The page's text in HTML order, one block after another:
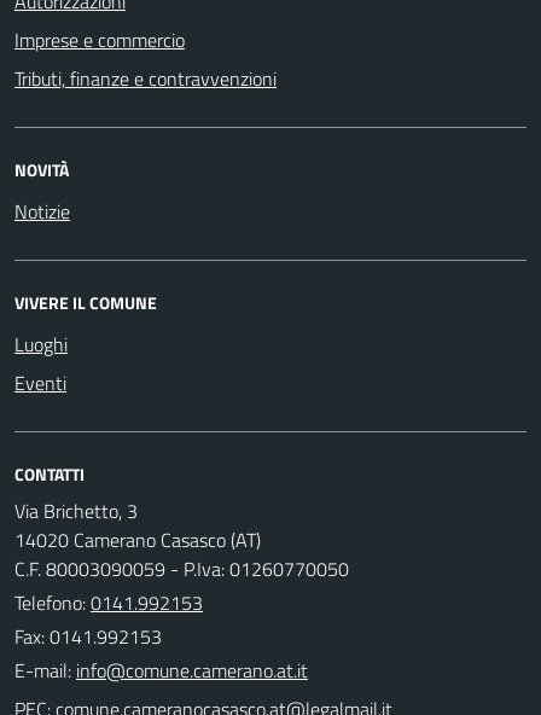
Imprese e commercio
Tributi, finanze e contravvenzioni
NOVITÀ
Notizie
VIVERE IL COMUNE
Luoghi
Eventi
CONTATTI
Via Brichetto, 3
14020 Camerano Casasco (AT)
C.F. 80003090059 - P.Iva: 01260770050
Telefono:0141.992153
Fax: 0141.992153
E-mail:
PEC: